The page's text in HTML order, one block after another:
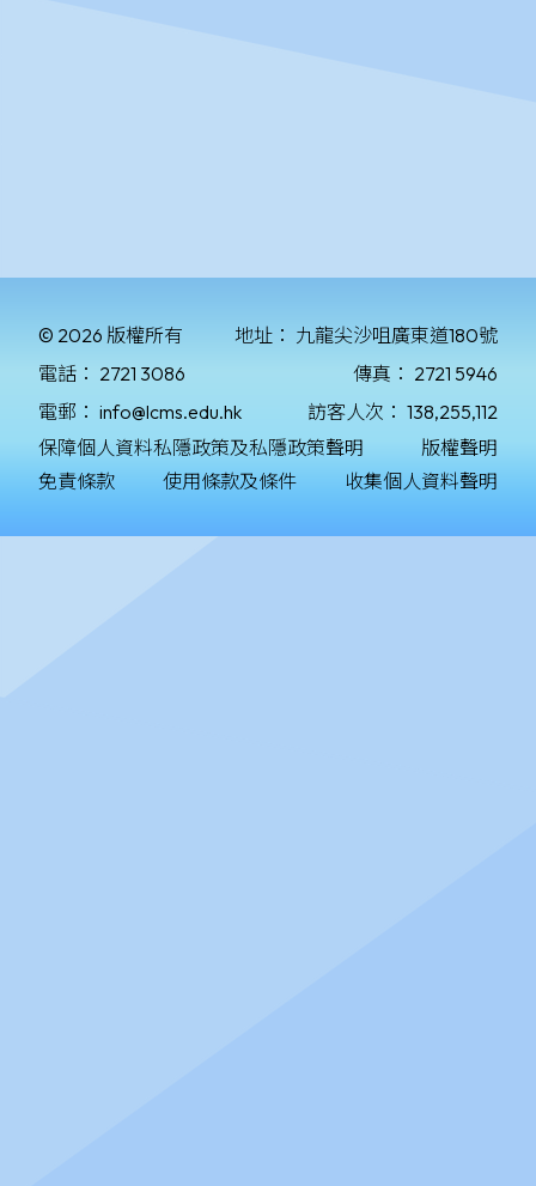
© 2026 版權所有 地址： 九龍尖沙咀廣東道180號
電話： 2721 3086 傳真： 2721 5946
電郵： info@lcms.edu.hk 訪客人次： 138,255,112
保障個人資料私隱政策及私隱政策聲明
版權聲明
免責條款
使用條款及條件 收集個人資料聲明